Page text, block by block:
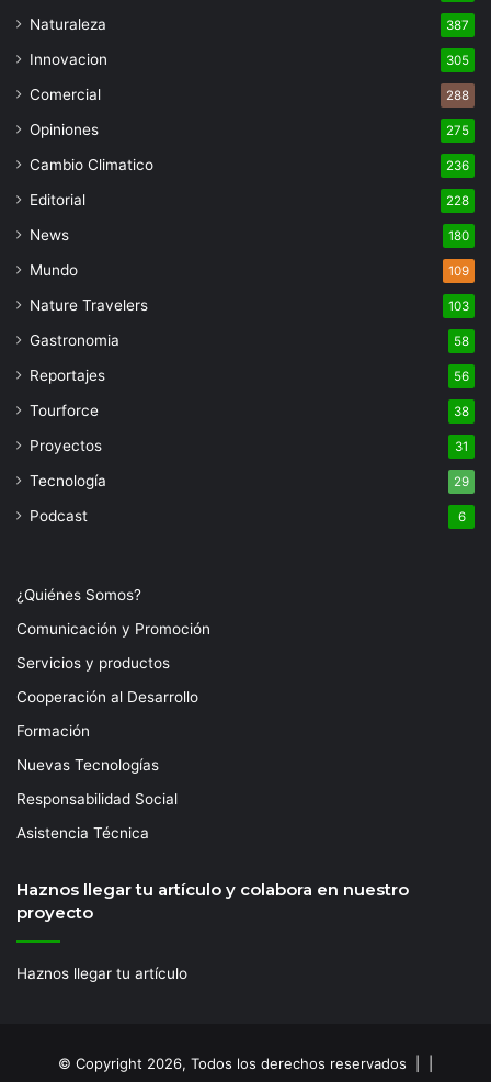
Naturaleza 387
Innovacion 305
Comercial 288
Opiniones 275
Cambio Climatico 236
Editorial 228
News 180
Mundo 109
Nature Travelers 103
Gastronomia 58
Reportajes 56
Tourforce 38
Proyectos 31
Tecnología 29
Podcast 6
¿Quiénes Somos?
Comunicación y Promoción
Servicios y productos
Cooperación al Desarrollo
Formación
Nuevas Tecnologías
Responsabilidad Social
Asistencia Técnica
Haznos llegar tu artículo y colabora en nuestro
proyecto
Haznos llegar tu artículo
© Copyright 2026, Todos los derechos reservados | |